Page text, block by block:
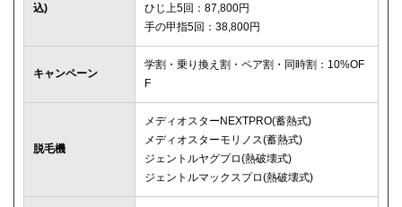
込)
ひじ上5回：87,800円
手の甲指5回：38,800円
キャンペーン
学割・乗り換え割・ペア割・同時割：10%OF
F
脱毛機
メディオスターNEXTPRO(蓄熱式)
メディオスターモリノス(蓄熱式)
ジェントルヤグプロ(熱破壊式)
ジェントルマックスプロ(熱破壊式)